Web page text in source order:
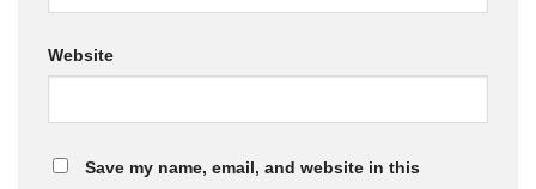
Website
Save my name, email, and website in this